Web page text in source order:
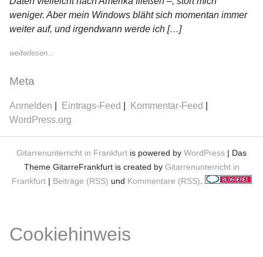
weniger. Aber mein Windows bläht sich momentan immer
weiter auf, und irgendwann werde ich […]
weiterlesen...
Meta
Anmelden Eintrags-Feed
Kommentar-Feed
WordPress.org
Gitarrenunterricht in Frankfurt is powered by WordPress | Das
Theme GitarreFrankfurt is created by Gitarrenunterricht in
Frankfurt| Beiträge (RSS) und Kommentare (RSS)
Cookiehinweis